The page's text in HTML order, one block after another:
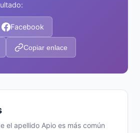
Facebook
Copiar enlace
el apellido Apio es más común